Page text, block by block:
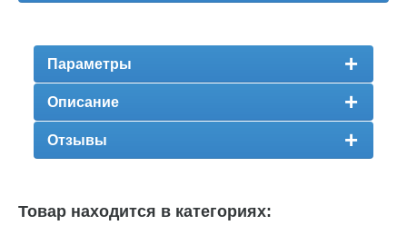
Параметры
Описание
Отзывы
Товар находится в категориях: